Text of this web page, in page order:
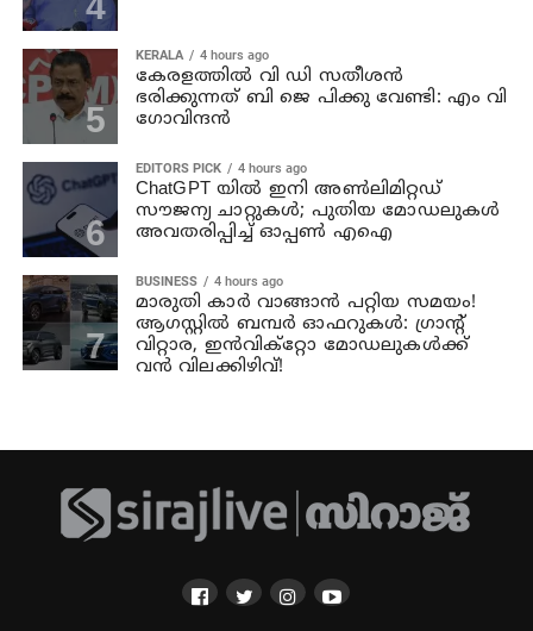
KERALA 4 hours ago
കേരളത്തില്‍ വി ഡി സതീശന്‍
ഭരിക്കുന്നത് ബി ജെ പിക്കു വേണ്ടി: എം വി
ഗോവിന്ദന്‍
EDITORS PICK 4 hours ago
ChatGPT യിൽ ഇനി അൺലിമിറ്റഡ്
സൗജന്യ ചാറ്റുകൾ; പുതിയ മോഡലുകൾ
അവതരിപ്പിച്ച് ഓപ്പൺ എഐ
BUSINESS 4 hours ago
മാരുതി കാർ വാങ്ങാൻ പറ്റിയ സമയം!
ആഗസ്റ്റിൽ ബമ്പർ ഓഫറുകൾ: ഗ്രാന്റ്
വിറ്റാര, ഇൻവിക്റ്റോ മോഡലുകൾക്ക്
വൻ വിലക്കിഴിവ്!